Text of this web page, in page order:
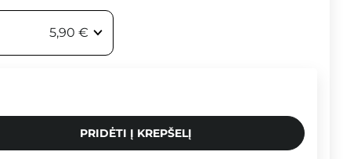
5,90 €
PRIDĖTI Į KREPŠELĮ